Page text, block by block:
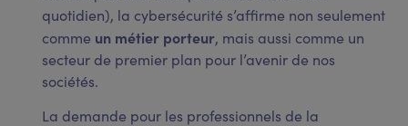
quotidien), la cybersécurité s’affirme non seulement
comme un métier porteur, mais aussi comme un
secteur de premier plan pour l’avenir de nos
sociétés.
La demande pour les professionnels de la